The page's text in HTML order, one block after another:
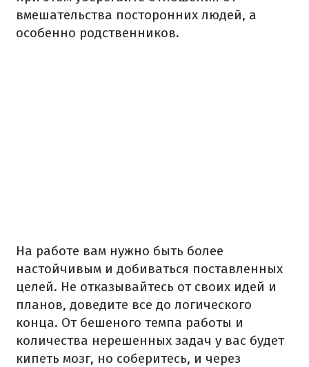
вмешательства посторонних людей, а
особенно родственников.
На работе вам нужно быть более
настойчивым и добиваться поставленных
целей. Не отказывайтесь от своих идей и
планов, доведите все до логического
конца. От бешеного темпа работы и
количества нерешенных задач у вас будет
кипеть мозг, но соберитесь, и через